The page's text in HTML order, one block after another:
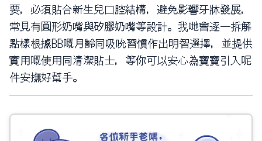
要，必須貼合新生兒口腔結構，避免影響牙牀發展，
常見有圓形奶嘴與矽膠奶嘴等設計。我哋會逐一拆解
點樣根據BB嘅月齡同吸吮習慣作出明智選擇，並提供
實用嘅使用同清潔貼士，等你可以安心為寶寶引入呢
件安撫好幫手。